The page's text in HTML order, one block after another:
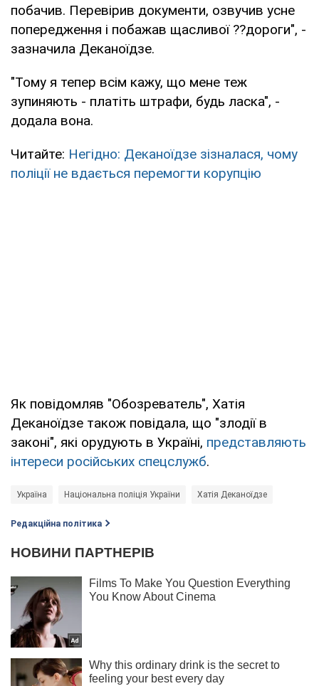
побачив. Перевірив документи, озвучив усне
попередження і побажав щасливої ??дороги", -
зазначила Деканоїдзе.
"Тому я тепер всім кажу, що мене теж
зупиняють - платіть штрафи, будь ласка", -
додала вона.
Читайте: Негідно: Деканоїдзе зізналася, чому
поліції не вдається перемогти корупцію
Як повідомляв "Обозреватель", Хатія
Деканоїдзе також повідала, що "злодії в
законі", які орудують в Україні, представляють
інтереси російських спецслужб.
Україна Національна поліція України Хатія Деканоїдзе
Редакційна політика